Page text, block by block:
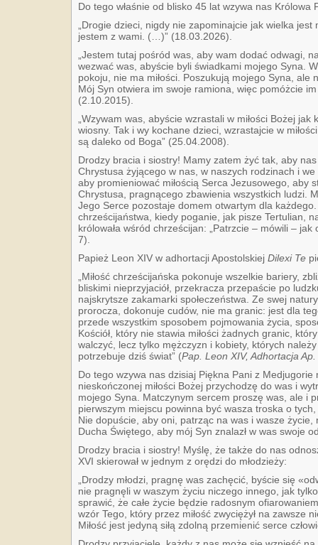
Do tego właśnie od blisko 45 lat wzywa nas Królowa
„Drogie dzieci, nigdy nie zapominajcie jak wielka jest
jestem z wami. (…)” (18.03.2026).
„Jestem tutaj pośród was, aby wam dodać odwagi,
wezwać was, abyście byli świadkami mojego Syna.
pokoju, nie ma miłości. Poszukują mojego Syna, ale
Mój Syn otwiera im swoje ramiona, więc pomóżcie
(2.10.2015).
„Wzywam was, abyście wzrastali w miłości Bożej
wiosny. Tak i wy kochane dzieci, wzrastajcie w
są daleko od Boga” (25.04.2008).
Drodzy bracia i siostry! Mamy zatem żyć tak, aby
Chrystusa żyjącego w nas, w naszych rodzinach i
aby promieniować miłością Serca Jezusowego, aby
Chrystusa, pragnącego zbawienia wszystkich ludzi.
Jego Serce pozostaje domem otwartym dla każdego.
chrześcijaństwa, kiedy poganie, jak pisze Tertulian,
królowała wśród chrześcijan: „Patrzcie – mówili – jak
7).
Papież Leon XIV w adhortacji Apostolskiej Dilexi Te
„Miłość chrześcijańska pokonuje wszelkie bariery,
bliskimi nieprzyjaciół, przekracza przepaście po
najskrytsze zakamarki społeczeństwa. Ze swej
prorocza, dokonuje cudów, nie ma granic: jest dla
przede wszystkim sposobem pojmowania życia,
Kościół, który nie stawia miłości żadnych granic,
walczyć, lecz tylko mężczyzn i kobiety, których należy
potrzebuje dziś świat” (Pap. Leon XIV, Adhortacja
Do tego wzywa nas dzisiaj Piękna Pani z Medjugorie
nieskończonej miłości Bożej przychodzę do was i
mojego Syna. Matczynym sercem proszę was, ale i
pierwszym miejscu powinna być wasza troska o
Nie dopuście, aby oni, patrząc na was i wasze
Ducha Świętego, aby mój Syn znalazł w was swoje
Drodzy bracia i siostry! Myślę, że także do nas
XVI skierował w jednym z orędzi do młodzieży:
„Drodzy młodzi, pragnę was zachęcić, byście się
nie pragnęli w waszym życiu niczego innego, jak
sprawić, że całe życie będzie radosnym
wzór Tego, który przez miłość zwyciężył na zawsze
Miłość jest jedyną siłą zdolną przemienić serce